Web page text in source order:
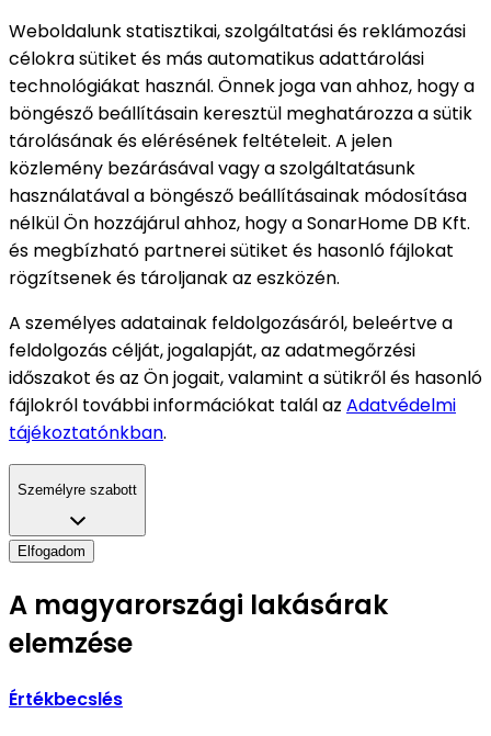
Weboldalunk statisztikai, szolgáltatási és reklámozási
célokra sütiket és más automatikus adattárolási
technológiákat használ. Önnek joga van ahhoz, hogy a
böngésző beállításain keresztül meghatározza a sütik
tárolásának és elérésének feltételeit. A jelen
közlemény bezárásával vagy a szolgáltatásunk
használatával a böngésző beállításainak módosítása
nélkül Ön hozzájárul ahhoz, hogy a SonarHome DB Kft.
és megbízható partnerei sütiket és hasonló fájlokat
rögzítsenek és tároljanak az eszközén.
A személyes adatainak feldolgozásáról, beleértve a
feldolgozás célját, jogalapját, az adatmegőrzési
időszakot és az Ön jogait, valamint a sütikről és hasonló
fájlokról további információkat talál az Adatvédelmi
tájékoztatónkban.
Személyre szabott
Elfogadom
A magyarországi lakásárak
elemzése
Értékbecslés